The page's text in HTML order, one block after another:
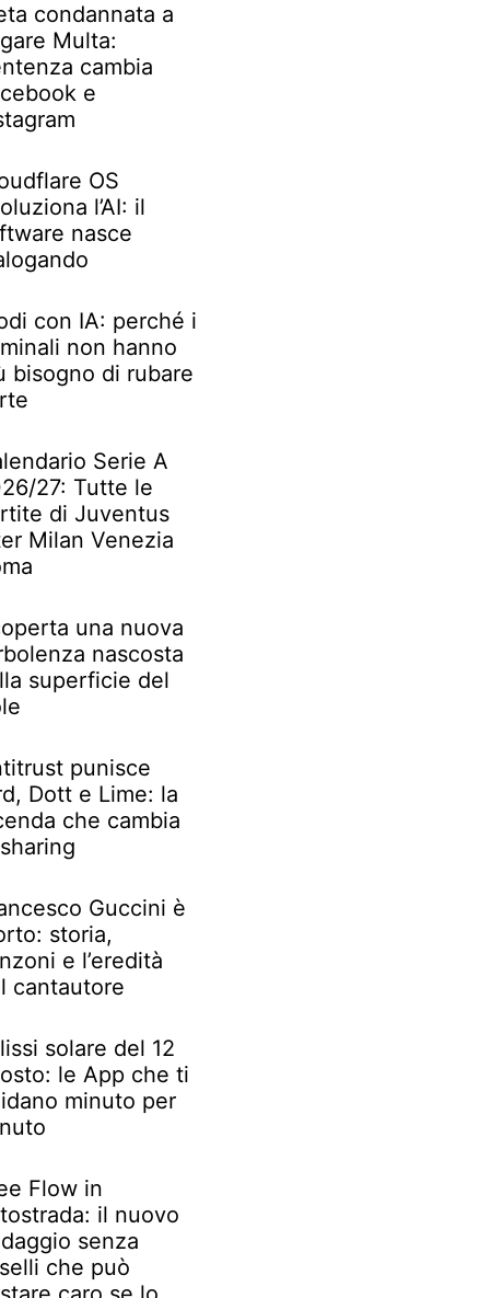
condannata a
Multa:
cambia
e
OS
l’AI: il
nasce
con IA: perché i
non hanno
bisogno di rubare
Serie A
27: Tutte le
di Juventus
Milan Venezia
una nuova
nascosta
superficie del
punisce
Dott e Lime: la
che cambia
Guccini è
storia,
e l’eredità
cantautore
solare del 12
le App che ti
minuto per
Flow in
il nuovo
senza
che può